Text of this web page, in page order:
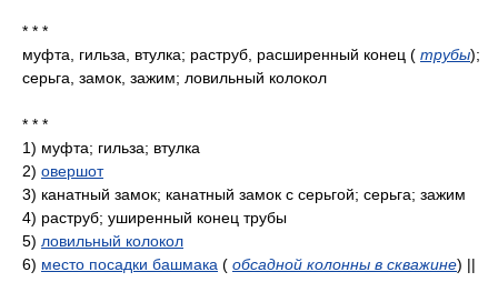
* * *
муфта, гильза, втулка; раструб, расширенный конец ( трубы);
серьга, замок, зажим; ловильный колокол
* * *
1) муфта; гильза; втулка
2) овершот
3) канатный замок; канатный замок с серьгой; серьга; зажим
4) раструб; уширенный конец трубы
5) ловильный колокол
6) место посадки башмака ( обсадной колонны в скважине) ||